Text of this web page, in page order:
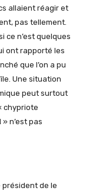
allaient réagir et
pas tellement.
ce n’est quelques
ont rapporté les
que l’on a pu
Une situation
peut surtout
chypriote
n’est pas
président de le